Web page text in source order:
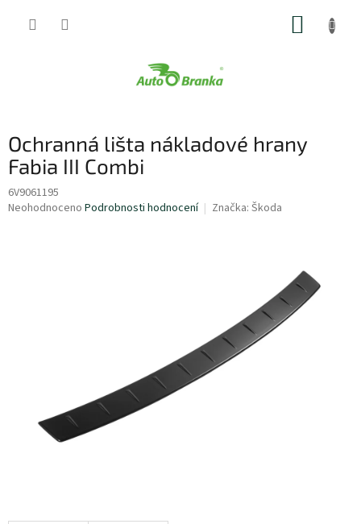
Ochranná lišta nákladové hrany
Fabia III Combi
6V9061195
Průměrné
Neohodnoceno Podrobnosti hodnocení Značka: Škoda